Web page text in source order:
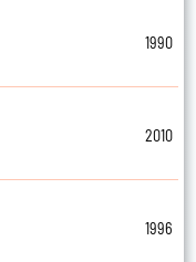
1990
2010
1996